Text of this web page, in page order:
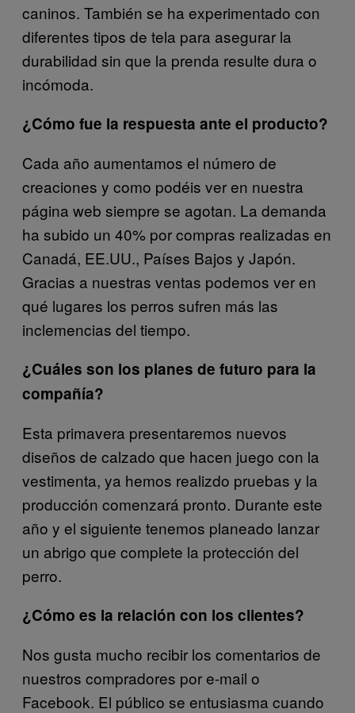
caninos. También se ha experimentado con
diferentes tipos de tela para asegurar la
durabilidad sin que la prenda resulte dura o
incómoda.
¿Cómo fue la respuesta ante el producto?
Cada año aumentamos el número de
creaciones y como podéis ver en nuestra
página web siempre se agotan. La demanda
ha subido un 40% por compras realizadas en
Canadá, EE.UU., Países Bajos y Japón.
Gracias a nuestras ventas podemos ver en
qué lugares los perros sufren más las
inclemencias del tiempo.
¿Cuáles son los planes de futuro para la
compañía?
Esta primavera presentaremos nuevos
diseños de calzado que hacen juego con la
vestimenta, ya hemos realizdo pruebas y la
producción comenzará pronto. Durante este
año y el siguiente tenemos planeado lanzar
un abrigo que complete la protección del
perro.
¿Cómo es la relación con los clientes?
Nos gusta mucho recibir los comentarios de
nuestros compradores por e-mail o
Facebook. El público se entusiasma cuando